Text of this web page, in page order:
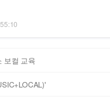
보컬 교육